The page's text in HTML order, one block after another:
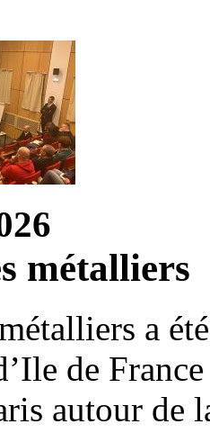
métalliers
a
de
autour de